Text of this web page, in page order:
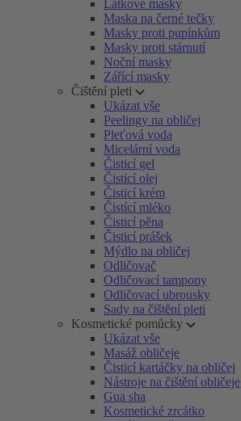
Látkové masky
Maska na černé tečky
Masky proti pupínkům
Masky proti stárnutí
Noční masky
Zářící masky
Čištění pleti
Ukázat vše
Peelingy na obličej
Pleťová voda
Micelární voda
Čisticí gel
Čisticí olej
Čisticí krém
Čistící mléko
Čisticí pěna
Čisticí prášek
Mýdlo na obličej
Odličovač
Odličovací tampony
Odličovací ubrousky
Sady na čištění pleti
Kosmetické pomůcky
Ukázat vše
Masáž obličeje
Čisticí kartáčky na obličej
Nástroje na čištění obličeje
Gua sha
Kosmetické zrcátko